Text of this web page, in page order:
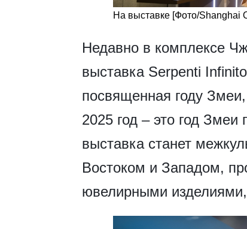
На выставке [Фото/Shanghai
Недавно в комплексе
выставка Serpenti
посвященная году
2025 год – это год
выставка станет
Востоком и Западом,
ювелирными